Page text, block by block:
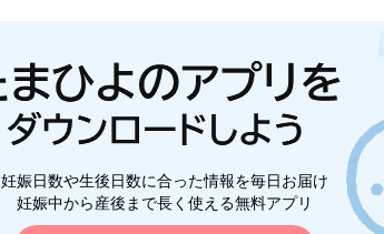
妊娠日数や生後日数に合った情報を毎日お届け
妊娠中から産後まで長く使える無料アプリ